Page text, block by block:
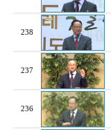
238
237
236